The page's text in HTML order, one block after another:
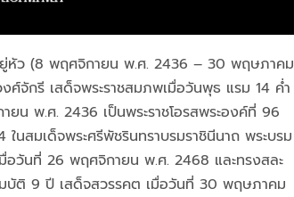
อยู่หัว (8 พฤศจิกายน พ.ศ. 2436 – 30 พฤษภาคม
จักรี เสด็จพระราชสมภพเมื่อวันพุธ แรม 14 ค่ำ
ยน พ.ศ. 2436 เป็นพระราชโอรสพระองค์ที่ 96
ในสมเด็จพระศรีพัชรินทราบรมราชินีนาถ พระบรม
อวันที่ 26 พฤศจิกายน พ.ศ. 2468 และทรงสละ
บัติ 9 ปี เสด็จสวรรคต เมื่อวันที่ 30 พฤษภาคม